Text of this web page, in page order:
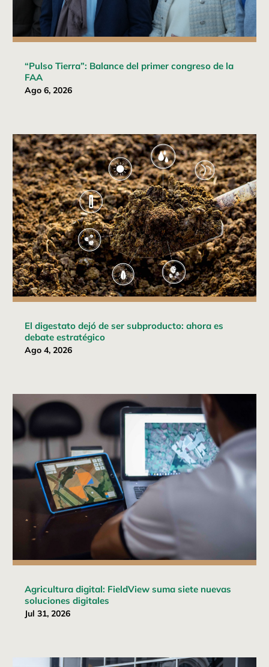
“Pulso Tierra”: Balance del primer congreso de la
FAA
Ago 6, 2026
El digestato dejó de ser subproducto: ahora es
debate estratégico
Ago 4, 2026
Agricultura digital: FieldView suma siete nuevas
soluciones digitales
Jul 31, 2026